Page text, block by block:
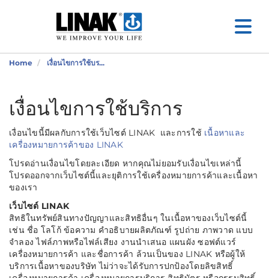
Home เงื่อนไขการใช้บร...
เงื่อนไขการใช้บริการ
เงื่อนไขนี้มีผลกับการใช้เว็บไซต์ LINAK และการใช้ เนื้อหาและ
เครื่องหมายการค้าของ LINAK
โปรดอ่านเงื่อนไขโดยละเอียด หากคุณไม่ยอมรับเงื่อนไขเหล่านี้
โปรดออกจากเว็บไซต์นี้และยุติการใช้เครื่องหมายการค้าและเนื้อหา
ของเรา
เว็บไซต์ LINAK
สิทธิในทรัพย์สินทางปัญญาและสิทธิอื่นๆ ในเนื้อหาของเว็บไซต์นี้
เช่น ชื่อ โลโก้ ข้อความ คำอธิบายผลิตภัณฑ์ รูปถ่าย ภาพวาด แบบ
จำลอง ไฟล์ภาพหรือไฟล์เสียง งานนำเสนอ แผนผัง ซอฟต์แวร์
เครื่องหมายการค้า และชื่อการค้า ล้วนเป็นของ LINAK หรือผู้ให้
บริการเนื้อหาของบริษัท ไม่ว่าจะได้รับการปกป้องโดยลิขสิทธิ์